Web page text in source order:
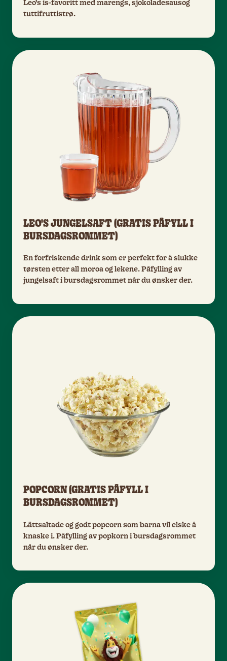
Leo’s is-favoritt med marengs, sjokoladesausog
tuttifruttistrø.
LEO'S JUNGELSAFT (GRATIS PÅFYLL I
BURSDAGSROMMET)
En forfriskende drink som er perfekt for å slukke
tørsten etter all moroa og lekene. Påfylling av
jungelsaft i bursdagsrommet når du ønsker der.
POPCORN (GRATIS PÅFYLL I
BURSDAGSROMMET)
Lättsaltade og godt popcorn som barna vil elske å
knaske i. Påfylling av popkorn i bursdagsrommet
når du ønsker der.